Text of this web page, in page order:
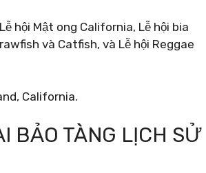
hội Mật ong California, Lễ hội bia
và Catfish, và Lễ hội Reggae
California.
BẢO TÀNG LỊCH SỬ